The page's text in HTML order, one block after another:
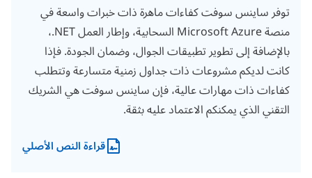
توفر ساينس سوفت كفاءات ماهرة ذات خبرات واسعة في
منصة Microsoft Azure السحابية، وإطار العمل NET.،
بالإضافة إلى تطوير تطبيقات الجوال، وضمان الجودة. فإذا
كانت لديكم مشروعات ذات جداول زمنية متسارعة وتتطلب
كفاءات ذات مهارات عالية، فإن ساينس سوفت هي الشريك
التقني الذي يمكنكم الاعتماد عليه بثقة.
قراءة النص الأصلي